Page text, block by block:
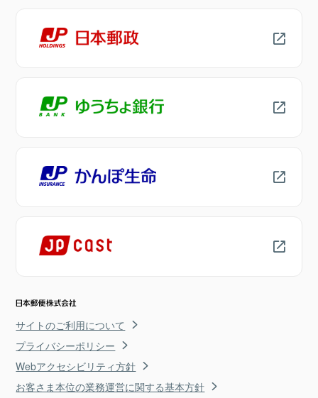
サイトのご利用について
プライバシーポリシー
Webアクセシビリティ方針
お客さま本位の業務運営に関する基本方針